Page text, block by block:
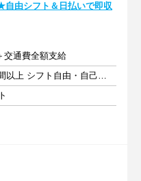
自由シフト＆日払いで即収
交通費全額支給
週1日以上 1日1時間以上 シフト自由・自己申告